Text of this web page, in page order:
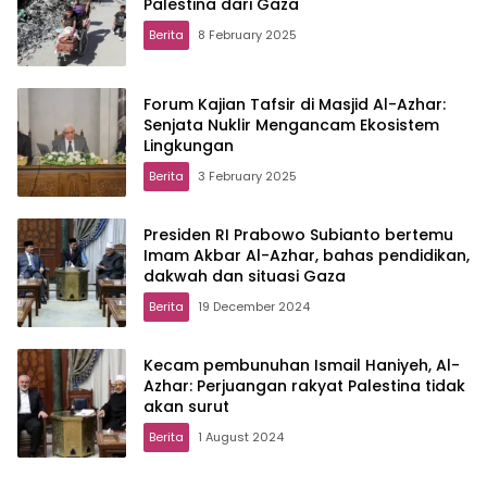
Palestina dari Gaza
Berita 8 February 2025
Forum Kajian Tafsir di Masjid Al-Azhar:
Senjata Nuklir Mengancam Ekosistem
Lingkungan
Berita 3 February 2025
Presiden RI Prabowo Subianto bertemu
Imam Akbar Al-Azhar, bahas pendidikan,
dakwah dan situasi Gaza
Berita 19 December 2024
Kecam pembunuhan Ismail Haniyeh, Al-
Azhar: Perjuangan rakyat Palestina tidak
akan surut
Berita 1 August 2024